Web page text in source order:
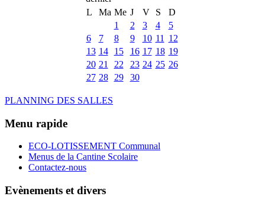
L
Ma Me J V S
D
1
2 3 4
5
6
7 8 9 10 11
12
13 14 15 16 17 18 19
20 21 22 23 24 25 26
27 28 29 30
PLANNING DES SALLES
Menu rapide
ECO-LOTISSEMENT Communal
Menus de la Cantine Scolaire
Contactez-nous
Evènements et divers